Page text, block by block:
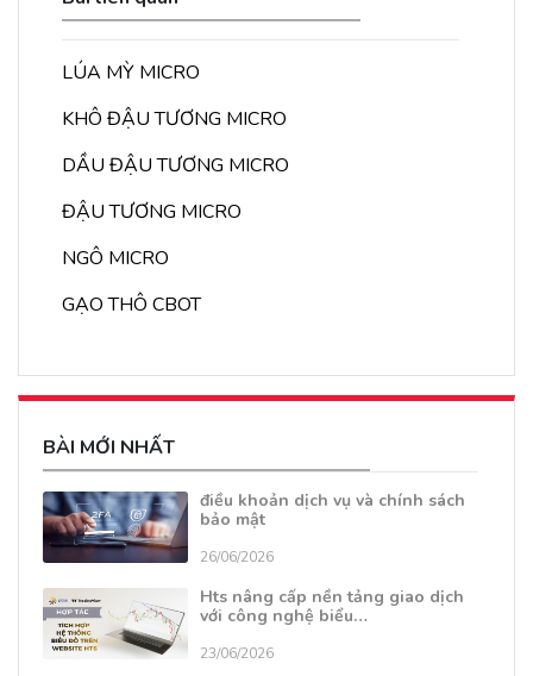
LÚA MỲ MICRO
KHÔ ĐẬU TƯƠNG MICRO
DẦU ĐẬU TƯƠNG MICRO
ĐẬU TƯƠNG MICRO
NGÔ MICRO
GẠO THÔ CBOT
BÀI MỚI NHẤT
điều khoản dịch vụ và chính sách
bảo mật
26/06/2026
Hts nâng cấp nền tảng giao dịch
với công nghệ biểu…
23/06/2026